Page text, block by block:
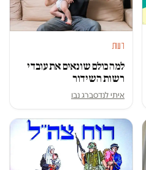
דעות
למה כולם שונאים את עובדי
רשות השידור
איתי לנדסברג נבו